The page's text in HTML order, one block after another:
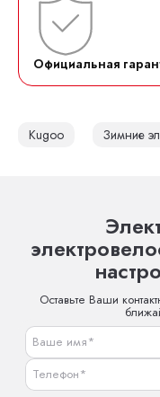
Официальная
Kugoo Зимние
Оставьте Ваши